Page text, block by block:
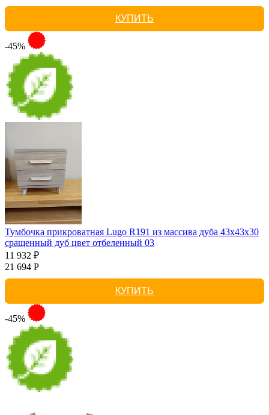
КУПИТЬ
-45%
Тумбочка прикроватная Lugo R191 из массива дуба 43х43х30
сращенный дуб цвет отбеленный 03
11 932 ₽
21 694 Р
КУПИТЬ
-45%